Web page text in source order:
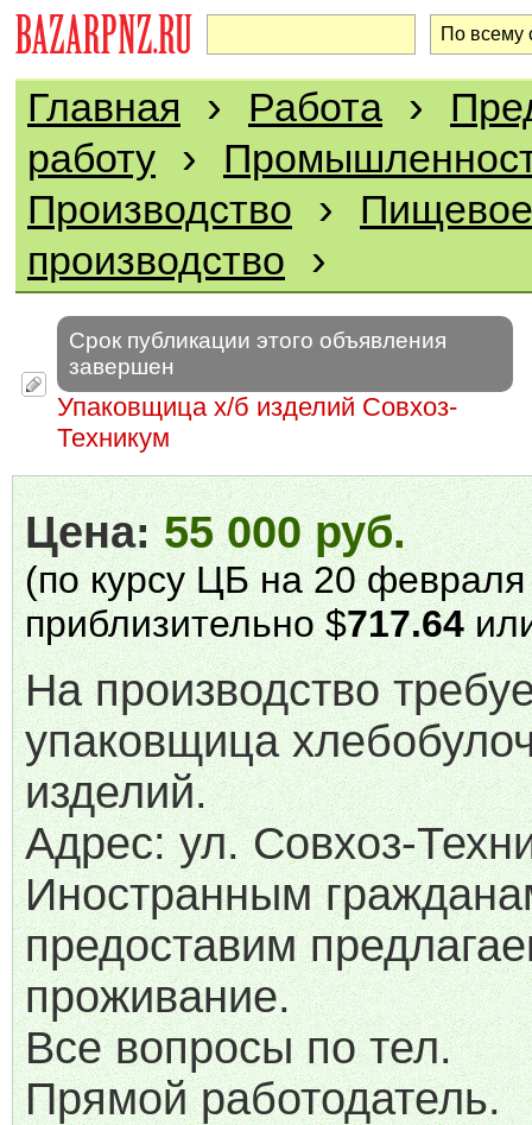
Главная › Работа ›
работу ›
Производство ›
Пищевое
производство ›
Срок публикации этого объявления
завершен
Упаковщица х/б изделий Совхоз-
Техникум
Цена:55 000 руб.
(по курсу ЦБ на 20 февраля
приблизительно $717.64
На производство
упаковщица
изделий.
Адрес: ул. Совхоз-
Иностранным
предоставим
проживание.
Все вопросы по тел.
Прямой работодатель.